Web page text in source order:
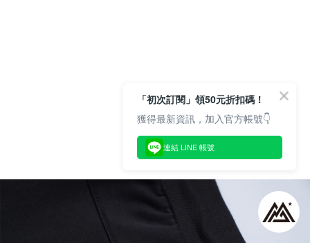
「初次訂閱」領50元折扣碼！
獲得最新資訊，加入官方帳號👇
連結 LINE 帳號